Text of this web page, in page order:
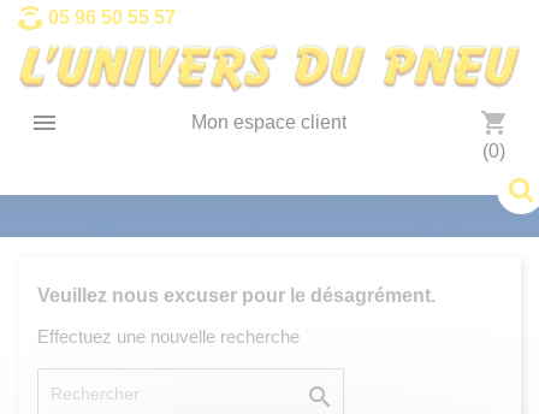
05 96 50 55 57
 Mon espace client shopping_cart
(0)
Veuillez nous excuser pour le désagrément.
Effectuez une nouvelle recherche

Panneau de gestion des cookies